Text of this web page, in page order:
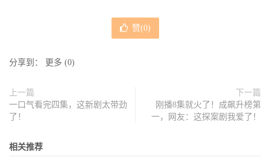
赞(0)
分享到： 更多 (0)
上一篇
一口气看完四集，这新剧太带劲
了！
下一篇
刚播8集就火了！成飙升榜第
一，网友：这探案剧我爱了！
相关推荐